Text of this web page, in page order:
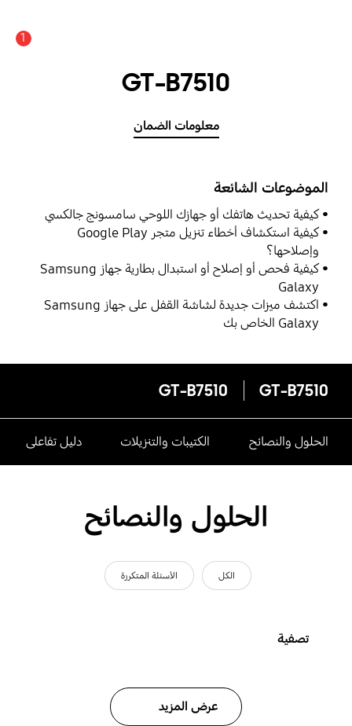
1
GT-B7510
معلومات الضمان
الموضوعات الشائعة
كيفية تحديث هاتفك أو جهازك اللوحي سامسونج جالكسي
كيفية استكشاف أخطاء تنزيل متجر Google Play
وإصلاحها؟
كيفية فحص أو إصلاح أو استبدال بطارية جهاز Samsung
Galaxy
اكتشف ميزات جديدة لشاشة القفل على جهاز Samsung
Galaxy الخاص بك
GT-B7510
GT-B7510
الحلول والنصائح الكتيبات والتنزيلات دليل تفاعلى
الحلول والنصائح
الكل الأسئلة المتكررة
تصفية
عرض المزيد